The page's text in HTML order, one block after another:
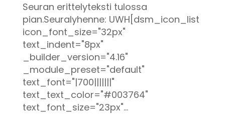
Seuran erittelyteksti tulossa
pian.Seuralyhenne: UWH[dsm_icon_list
icon_font_size="32px"
text_indent="8px"
_builder_version="4.16"
_module_preset="default"
text_font="|700|||||||"
text_text_color="#003764"
text_font_size="23px"...